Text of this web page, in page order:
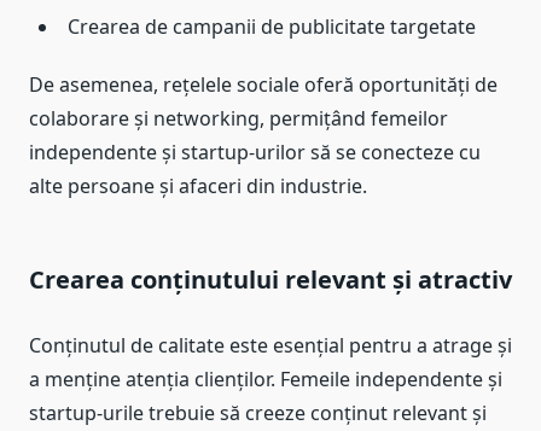
Crearea de campanii de publicitate targetate
De asemenea, rețelele sociale oferă oportunități de
colaborare și networking, permițând femeilor
independente și startup-urilor să se conecteze cu
alte persoane și afaceri din industrie.
Crearea conținutului relevant și atractiv
Conținutul de calitate este esențial pentru a atrage și
a menține atenția clienților. Femeile independente și
startup-urile trebuie să creeze conținut relevant și